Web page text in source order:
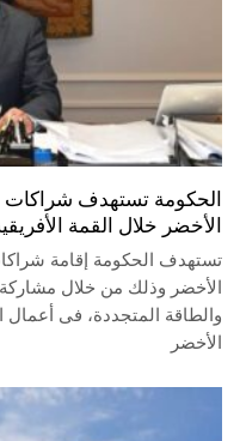
الحكومة تستهدف شراكات
الأخضر خلال القمة
تستهدف الحكومة إقامة
الأخضر وذلك من خلال
والطاقة المتجددة، فى أعمال
الأخضر